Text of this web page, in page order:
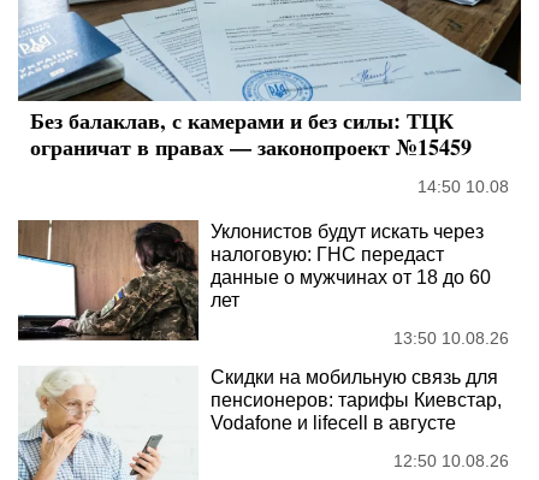
Без балаклав, с камерами и без силы: ТЦК
ограничат в правах — законопроект №15459
14:50 10.08
Уклонистов будут искать через
налоговую: ГНС передаст
данные о мужчинах от 18 до 60
лет
13:50 10.08.26
Скидки на мобильную связь для
пенсионеров: тарифы Киевстар,
Vodafone и lifecell в августе
12:50 10.08.26